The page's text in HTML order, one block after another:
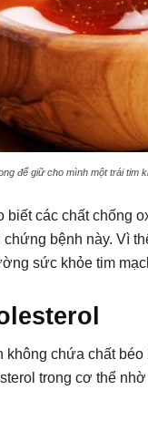
để giữ cho mình một trái tim
các chất chống
bệnh này. Vì
sức khỏe tim
không chứa chất
trong cơ thể